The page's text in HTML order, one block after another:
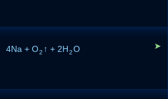
из
4Na + O2 ↑ + 2H2O ➤